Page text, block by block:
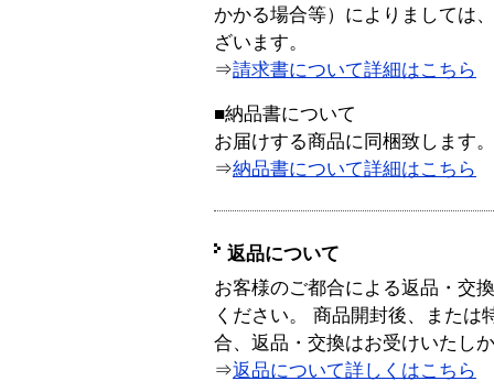
かかる場合等）によりましては
ざいます。
⇒請求書について詳細はこちら
■納品書について
お届けする商品に同梱致します。
⇒納品書について詳細はこちら
返品について
お客様のご都合による返品・交
ください。 商品開封後、または
合、返品・交換はお受けいたし
⇒返品について詳しくはこちら